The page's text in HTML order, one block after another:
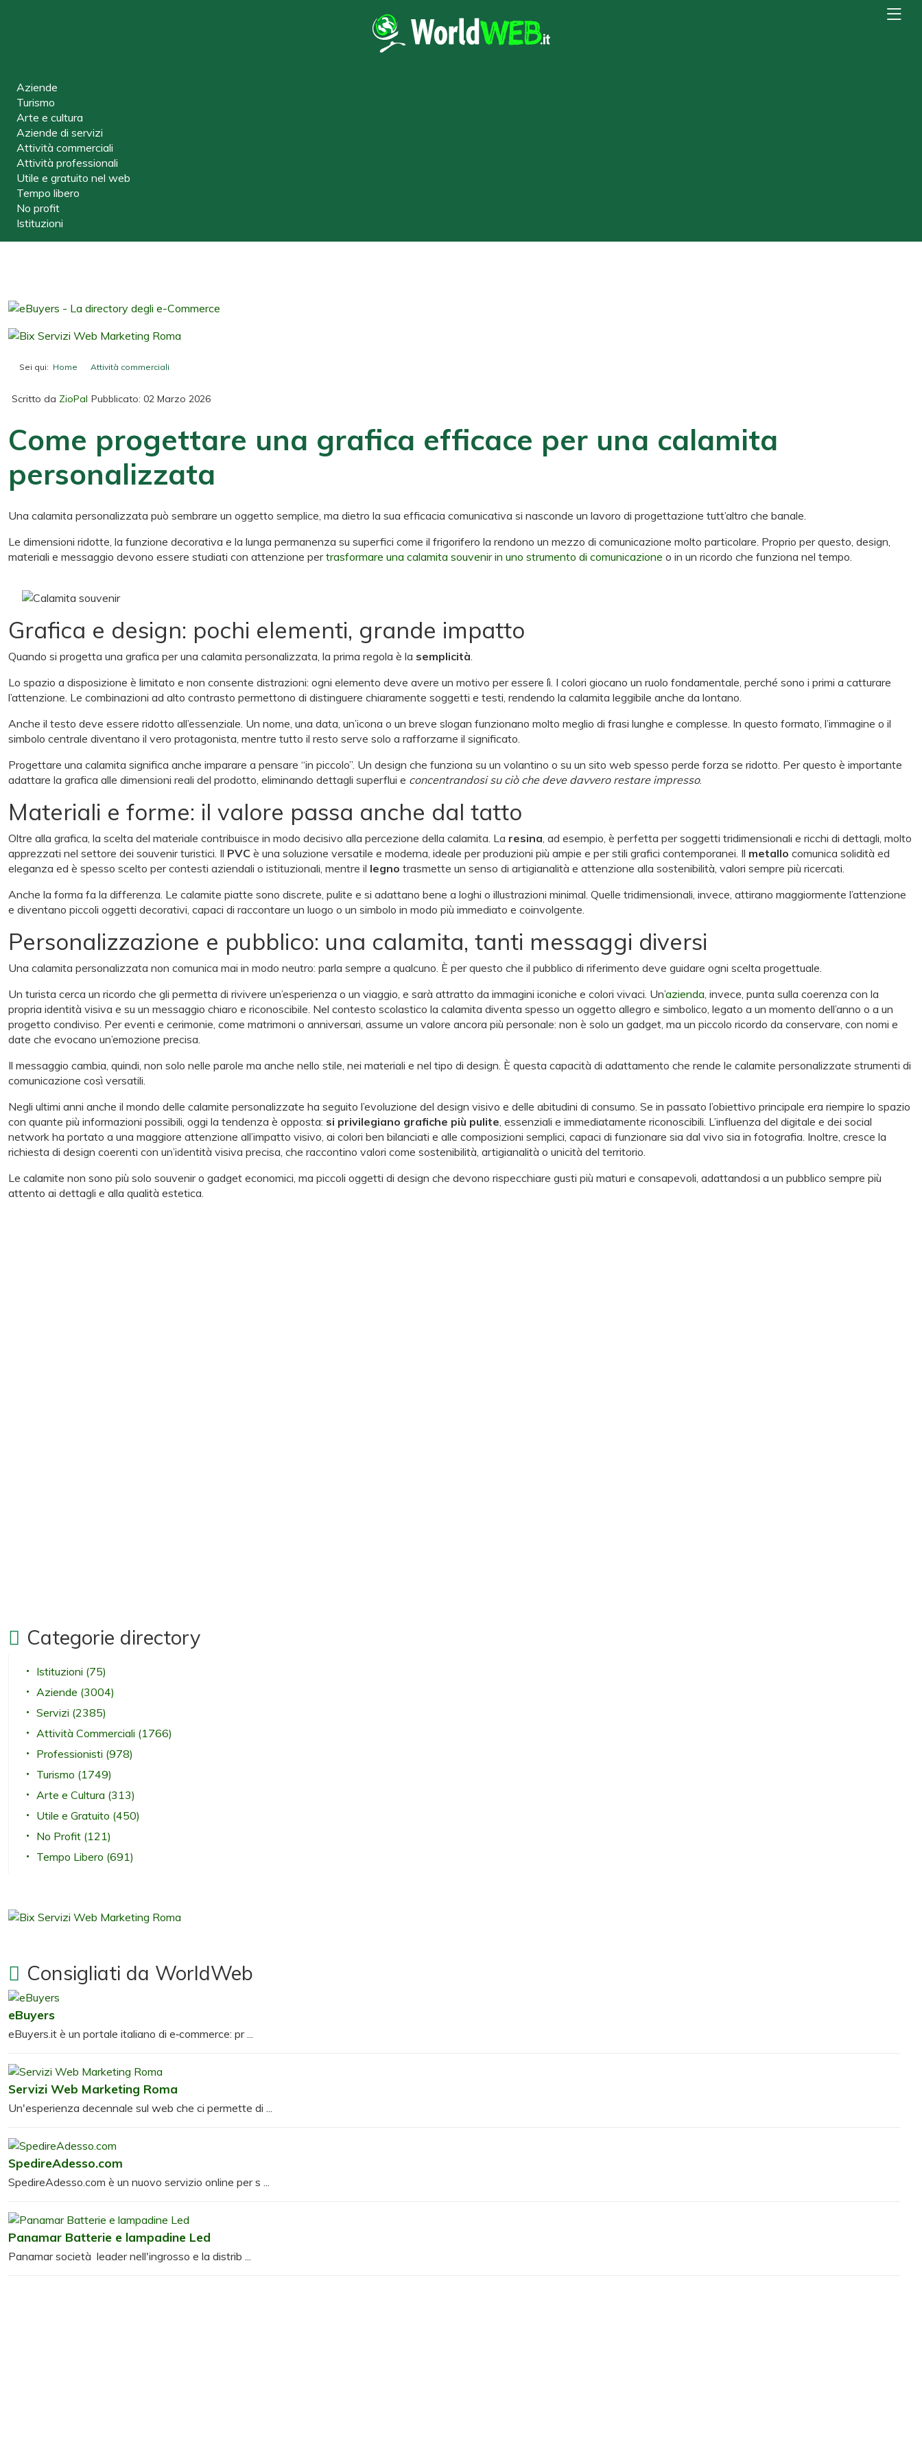
Aziende
Turismo
Arte e cultura
Aziende di servizi
Attività commerciali
Attività professionali
Utile e gratuito nel web
Tempo libero
No profit
Istituzioni
Sei qui: Home Attività commerciali
Scritto da ZioPal Pubblicato: 02 Marzo 2026
Come progettare una grafica efficace per una calamita
personalizzata
Una calamita personalizzata può sembrare un oggetto semplice, ma dietro la sua efficacia comunicativa si nasconde un lavoro di progettazione tutt’altro che banale.
Le dimensioni ridotte, la funzione decorativa e la lunga permanenza su superfici come il frigorifero la rendono un mezzo di comunicazione molto particolare. Proprio per questo, design,
materiali e messaggio devono essere studiati con attenzione pertrasformare una calamita souvenir in uno strumento di comunicazione o in un ricordo che funziona nel tempo.
Grafica e design: pochi elementi, grande impatto
Quando si progetta una grafica per una calamita personalizzata, la prima regola è la semplicità
Lo spazio a disposizione è limitato e non consente distrazioni: ogni elemento deve avere un motivo per essere lì. I colori giocano un ruolo fondamentale, perché sono i primi a catturare
l’attenzione. Le combinazioni ad alto contrasto permettono di distinguere chiaramente soggetti e testi, rendendo la calamita leggibile anche da lontano.
Anche il testo deve essere ridotto all’essenziale. Un nome, una data, un’icona o un breve slogan funzionano molto meglio di frasi lunghe e complesse. In questo formato, l’immagine o il
simbolo centrale diventano il vero protagonista, mentre tutto il resto serve solo a rafforzarne il significato.
Progettare una calamita significa anche imparare a pensare “in piccolo”. Un design che funziona su un volantino o su un sito web spesso perde forza se ridotto. Per questo è importante
adattare la grafica alle dimensioni reali del prodotto, eliminando dettagli superflui e concentrandosi su ciò che deve davvero restare impresso.
Materiali e forme: il valore passa anche dal tatto
Oltre alla grafica, la scelta del materiale contribuisce in modo decisivo alla percezione della calamita. La resina , ad esempio, è perfetta per soggetti tridimensionali e ricchi di dettagli, molto
apprezzati nel settore dei souvenir turistici. Il PVC è una soluzione versatile e moderna, ideale per produzioni più ampie e per stili grafici contemporanei. Il metallo comunica solidità ed
eleganza ed è spesso scelto per contesti aziendali o istituzionali, mentre il legno trasmette un senso di artigianalità e attenzione alla sostenibilità, valori sempre più ricercati.
Anche la forma fa la differenza. Le calamite piatte sono discrete, pulite e si adattano bene a loghi o illustrazioni minimal. Quelle tridimensionali, invece, attirano maggiormente l’attenzione
e diventano piccoli oggetti decorativi, capaci di raccontare un luogo o un simbolo in modo più immediato e coinvolgente.
Personalizzazione e pubblico: una calamita, tanti messaggi diversi
Una calamita personalizzata non comunica mai in modo neutro: parla sempre a qualcuno. È per questo che il pubblico di riferimento deve guidare ogni scelta progettuale.
Un turista cerca un ricordo che gli permetta di rivivere un’esperienza o un viaggio, e sarà attratto da immagini iconiche e colori vivaci. Un’azienda , invece, punta sulla coerenza con la
propria identità visiva e su un messaggio chiaro e riconoscibile. Nel contesto scolastico la calamita diventa spesso un oggetto allegro e simbolico, legato a un momento dell’anno o a un
progetto condiviso. Per eventi e cerimonie, come matrimoni o anniversari, assume un valore ancora più personale: non è solo un gadget, ma un piccolo ricordo da conservare, con nomi e
date che evocano un’emozione precisa.
Il messaggio cambia, quindi, non solo nelle parole ma anche nello stile, nei materiali e nel tipo di design. È questa capacità di adattamento che rende le calamite personalizzate strumenti di
comunicazione così versatili.
Negli ultimi anni anche il mondo delle calamite personalizzate ha seguito l’evoluzione del design visivo e delle abitudini di consumo. Se in passato l’obiettivo principale era riempire lo spazio
con quante più informazioni possibili, oggi la tendenza è opposta: si privilegiano grafiche più pulite , essenziali e immediatamente riconoscibili. L’influenza del digitale e dei social
network ha portato a una maggiore attenzione all’impatto visivo, ai colori ben bilanciati e alle composizioni semplici, capaci di funzionare sia dal vivo sia in fotografia. Inoltre, cresce la
richiesta di design coerenti con un’identità visiva precisa, che raccontino valori come sostenibilità, artigianalità o unicità del territorio.
Le calamite non sono più solo souvenir o gadget economici, ma piccoli oggetti di design che devono rispecchiare gusti più maturi e consapevoli, adattandosi a un pubblico sempre più
attento ai dettagli e alla qualità estetica.
Categorie directory
Istituzioni (75)
Aziende (3004)
Servizi (2385)
Attività Commerciali (1766)
Professionisti (978)
Turismo (1749)
Arte e Cultura (313)
Utile e Gratuito (450)
No Profit (121)
Tempo Libero (691)
Consigliati da WorldWeb
eBuyers
eBuyers.it è un portale italiano di e‑commerce: pr ...
Servizi Web Marketing Roma
Un'esperienza decennale sul web che ci permette di ...
SpedireAdesso.com
SpedireAdesso.com è un nuovo servizio online per s ...
Panamar Batterie e lampadine Led
Panamar società leader nell'ingrosso e la distrib ...